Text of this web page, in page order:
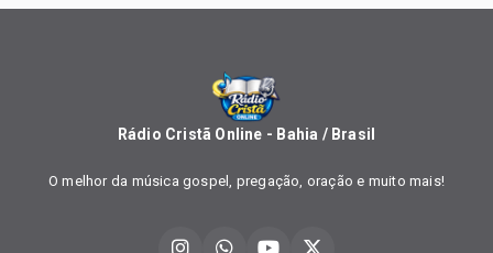
Rádio Cristã Online - Bahia / Brasil
O melhor da música gospel, pregação, oração e muito mais!